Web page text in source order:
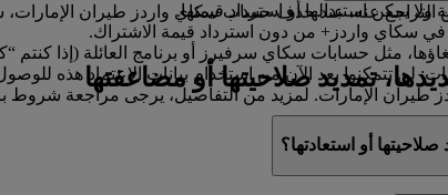
يمكن استبدالها أو استرداد قيمتها.
سكاي واردز+ من دون استرداد قيمة الاشتراك.
مثل حسابات سكاي سرفيرز أو برنامج العائلة (إذا كنتم
لن تتمكنوا بعد الآن من استخدام بيانات الاعتماد هذه
الإمارات. لمزيد من التفاصيل، يرجى مراجعة شروط
عنه. عند حذف حساب سكاي واردز طيران الإمارات، ستتم
تمديد صلاحيتها أو مضاعفتها
أو استعادتها؟